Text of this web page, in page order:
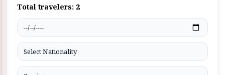
Total travelers: 2